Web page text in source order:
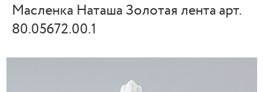
Масленка Наташа Золотая лента арт.
80.05672.00.1